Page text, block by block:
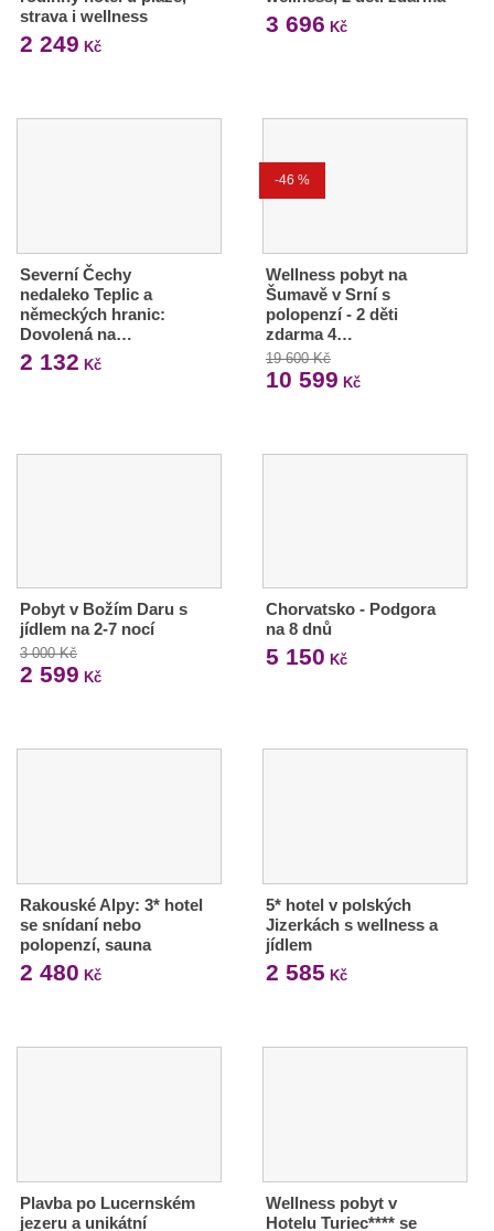
strava i wellness
2 249 Kč
3 696 Kč
Severní Čechy
nedaleko Teplic a
německých hranic:
Dovolená na…
2 132 Kč
-46 %
Wellness pobyt na
Šumavě v Srní s
polopenzí - 2 děti
zdarma 4…
19 600 Kč
10 599 Kč
Pobyt v Božím Daru s
jídlem na 2-7 nocí
3 000 Kč
2 599 Kč
Chorvatsko - Podgora
na 8 dnů
5 150 Kč
Rakouské Alpy: 3* hotel
se snídaní nebo
polopenzí, sauna
2 480 Kč
5* hotel v polských
Jizerkách s wellness a
jídlem
2 585 Kč
Plavba po Lucernském
jezeru a unikátní
Wellness pobyt v
Hotelu Turiec**** se